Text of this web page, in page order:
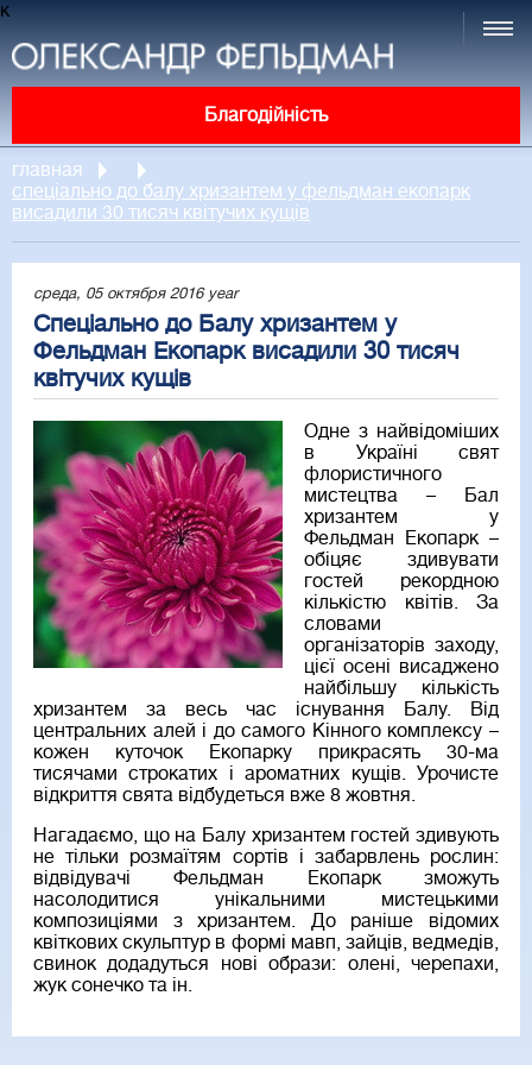
к
Благодійність
главная
спеціально до балу хризантем у фельдман екопарк
висадили 30 тисяч квітучих кущів
среда, 05 октября 2016 year
Спеціально до Балу хризантем у
Фельдман Екопарк висадили 30 тисяч
квітучих кущів
Одне з найвідоміших
в Україні свят
флористичного
мистецтва – Бал
хризантем у
Фельдман Екопарк –
обіцяє здивувати
гостей рекордною
кількістю квітів. За
словами
організаторів заходу,
цієї осені висаджено
найбільшу кількість
хризантем за весь час існування Балу. Від
центральних алей і до самого Кінного комплексу –
кожен куточок Екопарку прикрасять 30-ма
тисячами строкатих і ароматних кущів. Урочисте
відкриття свята відбудеться вже 8 жовтня.
Нагадаємо, що на Балу хризантем гостей здивують
не тільки розмаїтям сортів і забарвлень рослин:
відвідувачі Фельдман Екопарк зможуть
насолодитися унікальними мистецькими
композиціями з хризантем. До раніше відомих
квіткових скульптур в формі мавп, зайців, ведмедів,
свинок додадуться нові образи: олені, черепахи,
жук сонечко та ін.